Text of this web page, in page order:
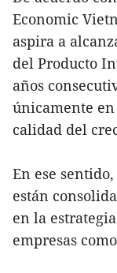
Economic
aspira a
del Producto
años
únicamente
calidad del
En ese
están
en la
empresas